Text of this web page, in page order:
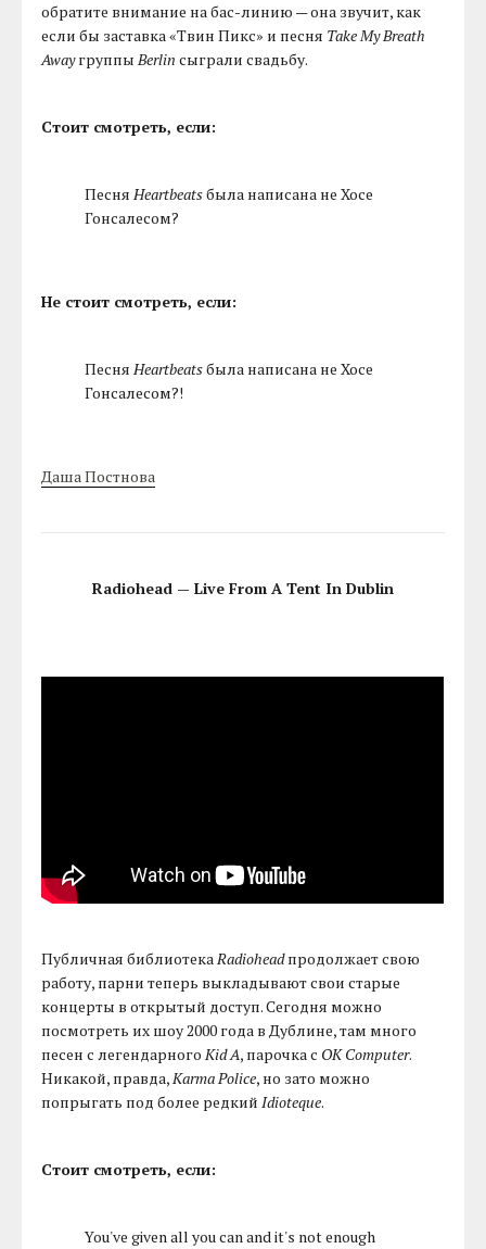
обратите внимание на бас-линию — она звучит, как
если бы заставка «Твин Пикс» и песня Take My Breath
AwayгруппыBerlin сыграли свадьбу.
Стоит смотреть, если:
ПесняHeartbeatsбыла написана не Хосе
Гонсалесом?
Не стоит смотреть, если:
ПесняHeartbeatsбыла написана не Хосе
Гонсалесом?!
Даша Постнова
Radiohead — Live From A Tent In Dublin
Публичная библиотекаRadioheadпродолжает свою
работу, парни теперь выкладывают свои старые
концерты в открытый доступ. Сегодня можно
посмотреть их шоу 2000 года в Дублине, там много
песен с легендарногоKid A, парочка с OK Computer.
Никакой, правда,Karma Police, но зато можно
попрыгать под более редкийIdioteque.
Стоит смотреть, если:
You've given all you can and it's not enough